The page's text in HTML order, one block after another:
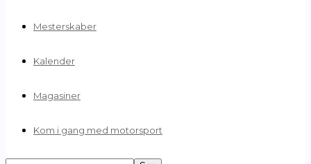
Mesterskaber
Kalender
Magasiner
Kom i gang med motorsport